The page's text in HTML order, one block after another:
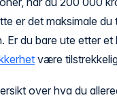
er det maksimale
Er du bare ute etter et
være
over hva du